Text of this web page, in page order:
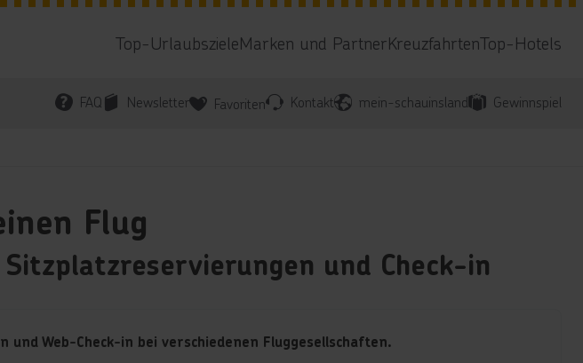
Top-UrlaubszieleMarken und PartnerKreuzfahrtenTop-Hotels
FAQ Newsletter Favoriten Kontakt mein-schauinsland Gewinnspiel
Flug
und Check-in
Web-Check-in bei verschiedenen Fluggesellschaften.